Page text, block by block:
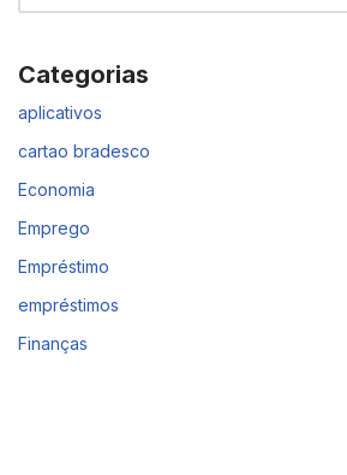
Categorias
aplicativos
cartao bradesco
Economia
Emprego
Empréstimo
empréstimos
Finanças